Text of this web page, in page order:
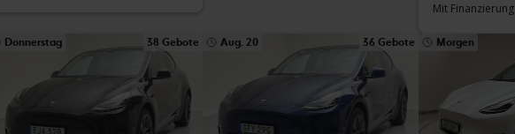
Mit Finanzierung
Donnerstag 38 Gebote Aug. 20 36 Gebote Morgen